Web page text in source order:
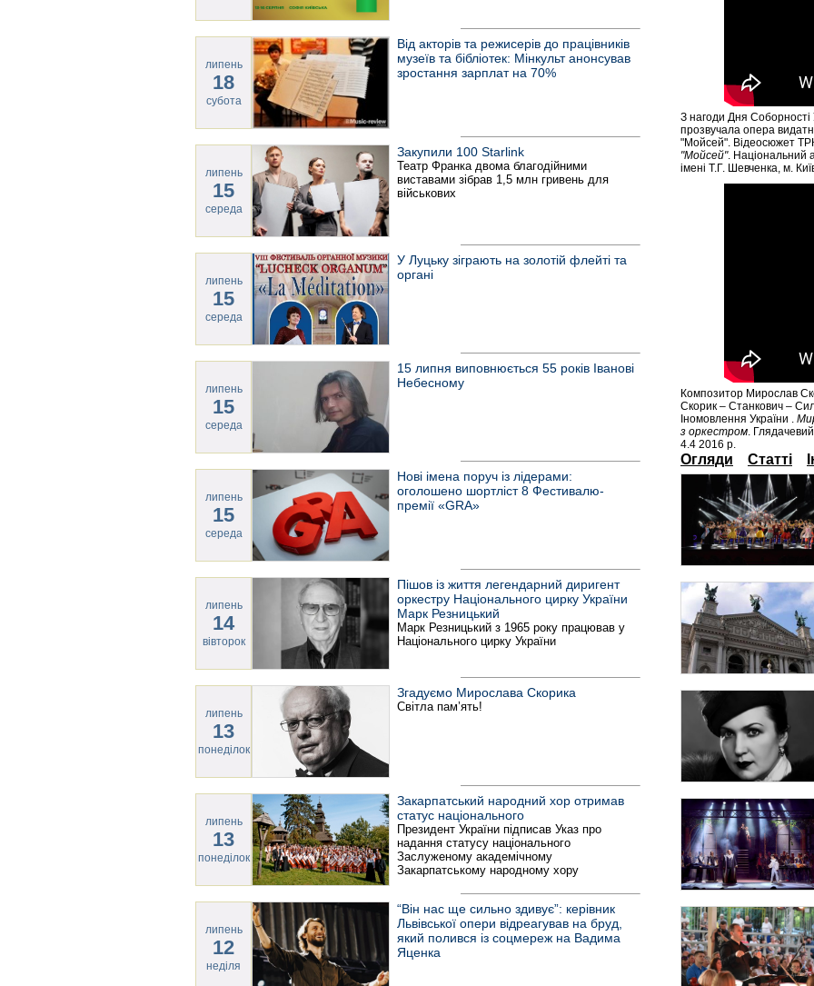
липень
18
субота
Від акторів та режисерів до працівників
музеїв та бібліотек: Мінкульт анонсував
зростання зарплат на 70%
липень
15
середа
Закупили 100 Starlink
Театр Франка двома благодійними
виставами зібрав 1,5 млн гривень для
військових
липень
15
середа
У Луцьку зіграють на золотій флейті та
органі
липень
15
середа
15 липня виповнюється 55 років Іванові
Небесному
липень
15
середа
Нові імена поруч із лідерами:
оголошено шортліст 8 Фестивалю-
премії «GRA»
липень
14
вівторок
Пішов із життя легендарний диригент
оркестру Національного цирку України
Марк Резницький
Марк Резницький з 1965 року працював у
Національного цирку України
липень
13
понеділок
Згадуємо Мирослава Скорика
Світла пам’ять!
липень
13
понеділок
Закарпатський народний хор отримав
статус національного
Президент України підписав Указ про
надання статусу національного
Заслуженому академічному
Закарпатському народному хору
липень
12
неділя
“Він нас ще сильно здивує”: керівник
Львівської опери відреагував на бруд,
який полився із соцмереж на Вадима
Яценка
З нагоди Дня Соборності
прозвучала опера
"Мойсей". Відеосюжет
"Мойсей". Національний
імені Т.Г. Шевченка, м.
Композитор Мирослав
Скорик – Станкович –
Іномовлення України .
з оркестром.
4.4 2016 р.
Огляди Статті